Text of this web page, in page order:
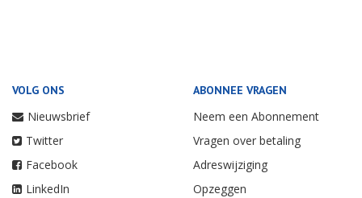
VOLG ONS
Nieuwsbrief
Twitter
Facebook
LinkedIn
ABONNEE VRAGEN
Neem een Abonnement
Vragen over betaling
Adreswijziging
Opzeggen